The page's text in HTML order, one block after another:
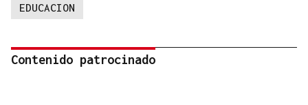
EDUCACION
Contenido patrocinado